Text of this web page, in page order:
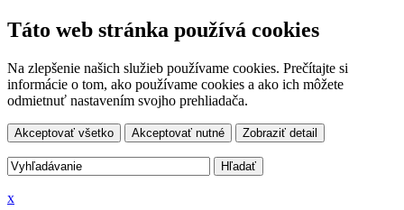
Táto web stránka používá cookies
Na zlepšenie našich služieb používame cookies. Prečítajte si
informácie o tom, ako používame cookies a ako ich môžete
odmietnuť nastavením svojho prehliadača.
Akceptovať všetko Akceptovať nutné Zobraziť detail
x